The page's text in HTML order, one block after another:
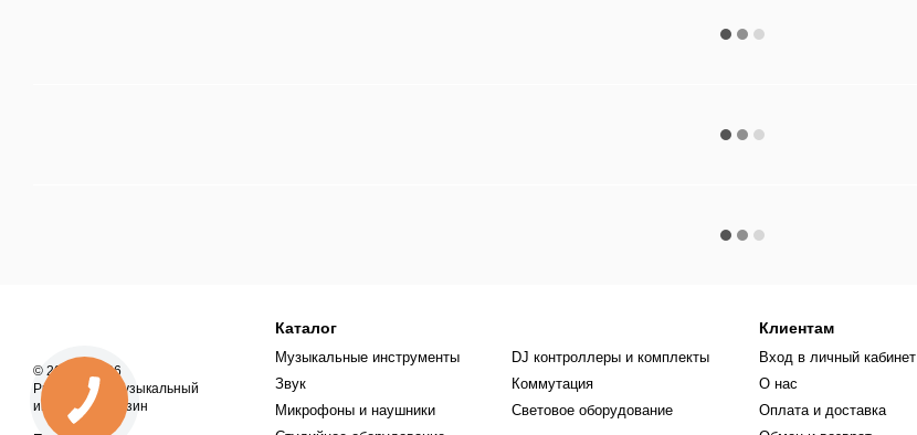
© 2018—2026
ProSound — музыкальный
интернет-магазин
Каталог
Музыкальные инструменты
Звук
Микрофоны и наушники
DJ контроллеры и комплекты
Коммутация
Световое оборудование
Клиентам
Вход в личный кабинет
О нас
Оплата и доставка